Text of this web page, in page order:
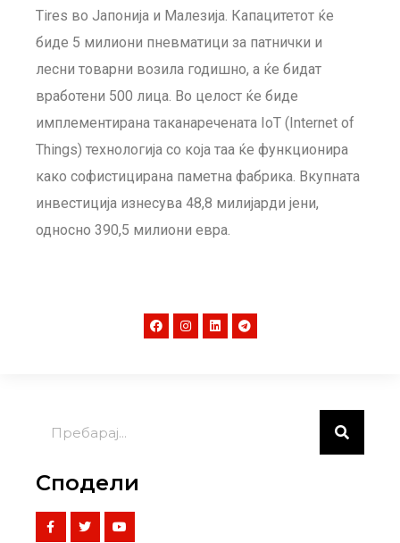
Tires во Јапонија и Малезија. Капацитетот ќе
биде 5 милиони пневматици за патнички и
лесни товарни возила годишно, а ќе бидат
вработени 500 лица. Во целост ќе биде
имплементирана таканаречената IoT (Internet of
Things) технологија со која таа ќе функционира
како софистицирана паметна фабрика. Вкупната
инвестиција изнесува 48,8 милијарди јени,
односно 390,5 милиони евра.
Сподели